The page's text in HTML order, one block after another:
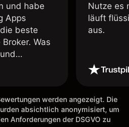
und habe
Apps
beste
Was
immer
OK.
wie es
Nutze es
läuft
aus.
werden angezeigt. Die
absichtlich anonymisiert, um
Anforderungen der DSGVO zu